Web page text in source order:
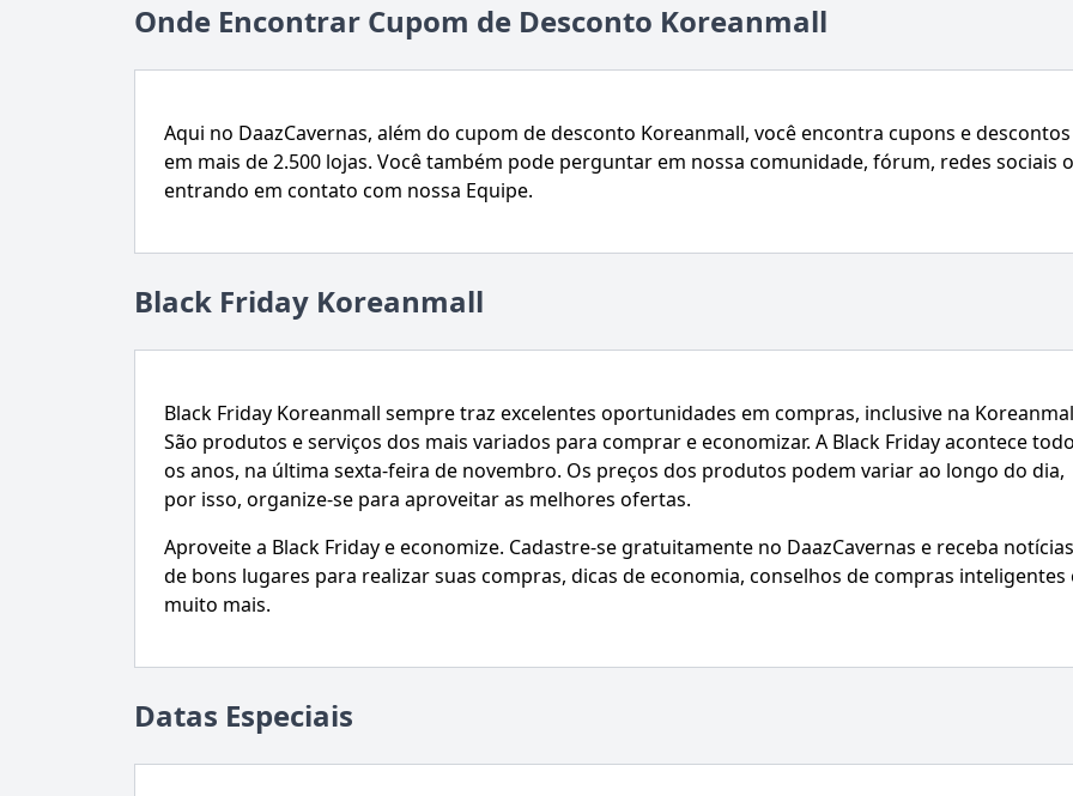
Onde Encontrar Cupom de Desconto Koreanmall
Aqui no DaazCavernas, além do cupom de desconto Koreanmall, você encontra cupons e descontos
em mais de 2.500 lojas. Você também pode perguntar em nossa comunidade, fórum, redes sociais
entrando em contato com nossa Equipe.
Black Friday Koreanmall
Black Friday Koreanmall sempre traz excelentes oportunidades em compras, inclusive na
São produtos e serviços dos mais variados para comprar e economizar. A Black Friday acontece
os anos, na última sexta-feira de novembro. Os preços dos produtos podem variar ao longo do dia,
por isso, organize-se para aproveitar as melhores ofertas.
Aproveite a Black Friday e economize. Cadastre-se gratuitamente no DaazCavernas e receba notícias
de bons lugares para realizar suas compras, dicas de economia, conselhos de compras inteligentes
muito mais.
Datas Especiais